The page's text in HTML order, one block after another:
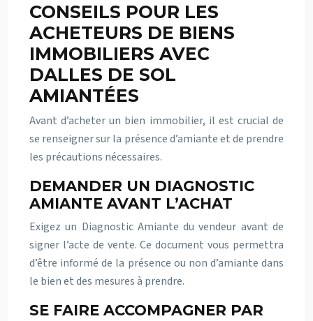
CONSEILS POUR LES
ACHETEURS DE BIENS
IMMOBILIERS AVEC
DALLES DE SOL
AMIANTÉES
Avant d’acheter un bien immobilier, il est crucial de
se renseigner sur la présence d’amiante et de prendre
les précautions nécessaires.
DEMANDER UN DIAGNOSTIC
AMIANTE AVANT L’ACHAT
Exigez un Diagnostic Amiante du vendeur avant de
signer l’acte de vente. Ce document vous permettra
d’être informé de la présence ou non d’amiante dans
le bien et des mesures à prendre.
SE FAIRE ACCOMPAGNER PAR